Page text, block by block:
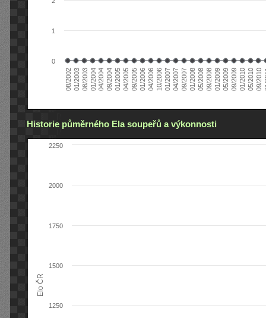
08/200201/200308/200301/200404/200409/200401/200504/200509/200501/200604/200610/200601/200704/200709/200701/200805/200809/200801/200905/200909/200901/201005/201009/2010
0
1
Historie půměrného Ela soupeřů a výkonnosti
Elo ČR
2000
1250
1500
1750
2250